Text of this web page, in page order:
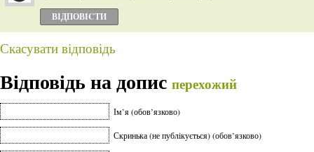
ВІДПОВІCТИ
Скасувати відповідь
Відповідь на допис перехожий
Ім’я (обов’язково)
Скринька (не публікується) (обов’язково)